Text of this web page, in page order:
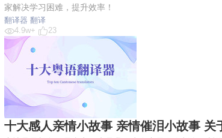
家解决学习困难，提升效率！
翻译器 翻译
4.9w+
23
十大感人亲情小故事 亲情催泪小故事 关